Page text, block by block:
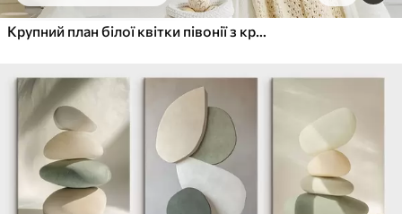
Крупний план білої квітки півонії з крапельками води на пелюстках на розмитому фоні